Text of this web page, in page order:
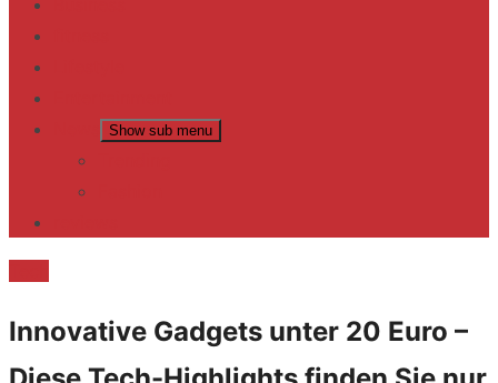
Show sub menu
Innovative Gadgets unter 20 Euro –